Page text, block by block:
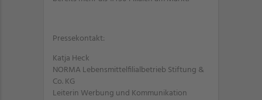
Pressekontakt:
Katja Heck
NORMA Lebensmittelfilialbetrieb Stiftung &
Co. KG
Leiterin Werbung und Kommunikation